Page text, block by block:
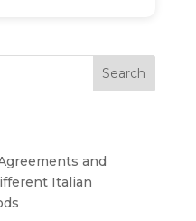
Search
and
Italian